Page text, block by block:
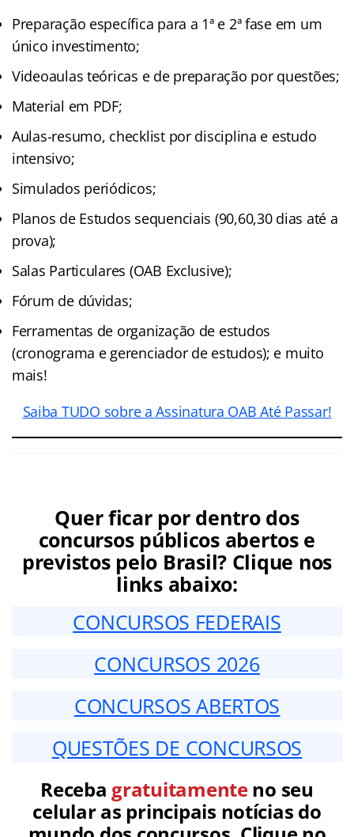
Preparação específica para a 1ª e 2ª fase em um
único investimento;
Videoaulas teóricas e de preparação por questões;
Material em PDF;
Aulas-resumo, checklist por disciplina e estudo
intensivo;
Simulados periódicos;
Planos de Estudos sequenciais (90,60,30 dias até a
prova);
Salas Particulares (OAB Exclusive);
Fórum de dúvidas;
Ferramentas de organização de estudos
(cronograma e gerenciador de estudos); e muito
mais!
Saiba TUDO sobre a Assinatura OAB Até Passar!
Quer ficar por dentro dos
concursos públicos abertos e
previstos pelo Brasil? Clique nos
links abaixo:
CONCURSOS FEDERAIS
CONCURSOS 2026
CONCURSOS ABERTOS
QUESTÕES DE CONCURSOS
Receba gratuitamenteno seu
celular as principais notícias do